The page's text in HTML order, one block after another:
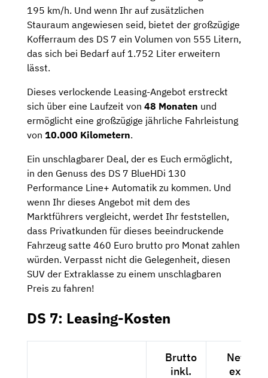
195 km/h. Und wenn Ihr auf zusätzlichen
Stauraum angewiesen seid, bietet der großzügige
Kofferraum des DS 7 ein Volumen von 555 Litern,
das sich bei Bedarf auf 1.752 Liter erweitern
lässt.
Dieses verlockende Leasing-Angebot erstreckt
sich über eine Laufzeit von 48 Monaten und
ermöglicht eine großzügige jährliche Fahrleistung
von 10.000 Kilometern.
Ein unschlagbarer Deal, der es Euch ermöglicht,
in den Genuss des DS 7 BlueHDi 130
Performance Line+ Automatik zu kommen. Und
wenn Ihr dieses Angebot mit dem des
Marktführers vergleicht, werdet Ihr feststellen,
dass Privatkunden für dieses beeindruckende
Fahrzeug satte 460 Euro brutto pro Monat zahlen
würden. Verpasst nicht die Gelegenheit, diesen
SUV der Extraklasse zu einem unschlagbaren
Preis zu fahren!
DS 7: Leasing-Kosten
Brutto
inkl.
Netto
exkl.